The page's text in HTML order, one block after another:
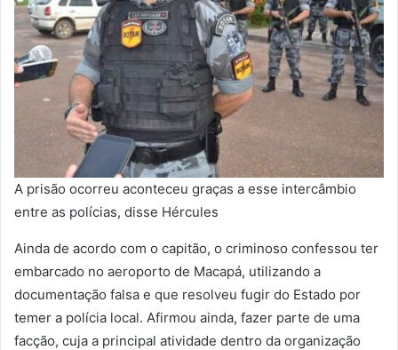
A prisão ocorreu aconteceu graças a esse intercâmbio
entre as polícias, disse Hércules
Ainda de acordo com o capitão, o criminoso confessou ter
embarcado no aeroporto de Macapá, utilizando a
documentação falsa e que resolveu fugir do Estado por
temer a polícia local. Afirmou ainda, fazer parte de uma
facção, cuja a principal atividade dentro da organização